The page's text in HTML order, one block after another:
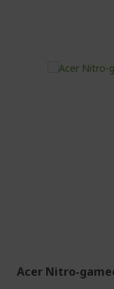
Acer Nitro-